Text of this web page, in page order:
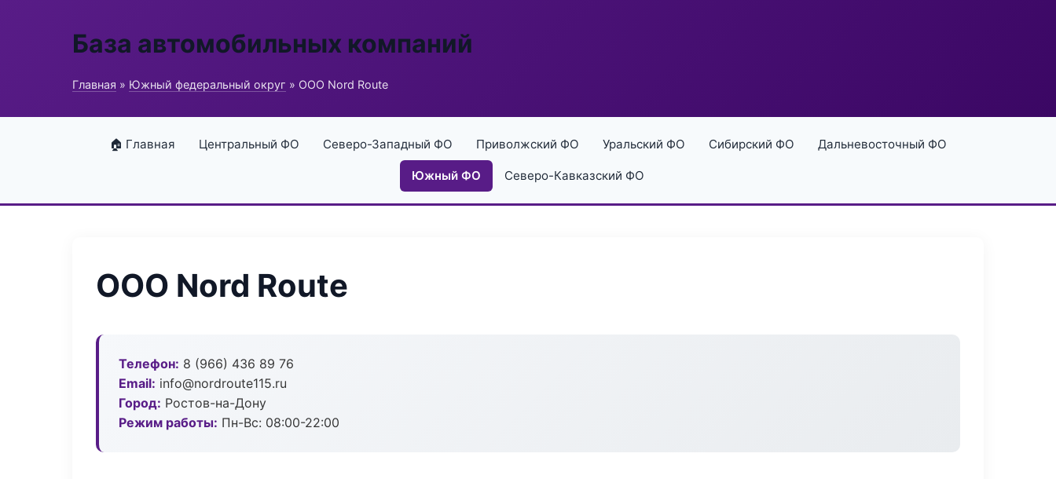
База автомобильных компаний
Главная » Южный федеральный округ » ООО Nord Route
🏠 Главная Центральный ФО Северо-Западный ФО Приволжский ФО Уральский ФО Сибирский ФО Дальневосточный ФО
Южный ФО Северо-Кавказский ФО
ООО Nord Route
Телефон: 8 (966) 436 89 76
Email: info@nordroute115.ru
Город: Ростов-на-Дону
Режим работы: Пн-Вс: 08:00-22:00